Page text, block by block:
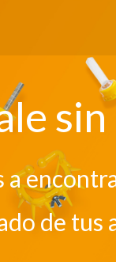
a
de tus